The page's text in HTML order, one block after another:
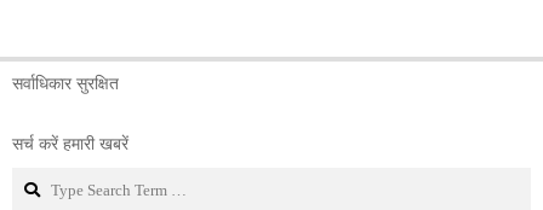
सर्वाधिकार सुरक्षित
सर्च करें हमारी खबरें